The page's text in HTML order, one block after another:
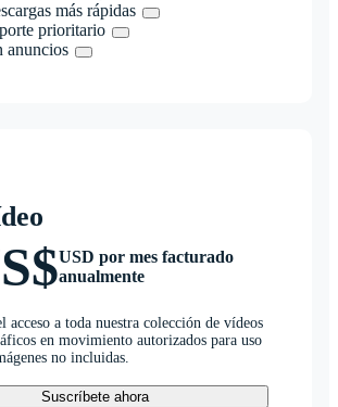
más rápidas
prioritario
anuncios
USD por mes facturado
anualmente
acceso a toda nuestra colección de vídeos
en movimiento autorizados para uso
no incluidas.
Suscríbete ahora